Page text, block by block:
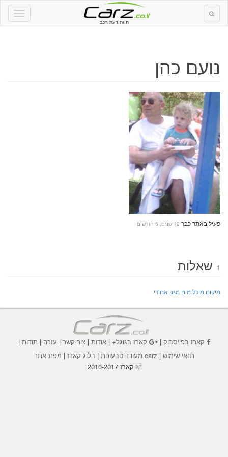
חוות דעת רכב
נועם כהן
פעיל באתר כבר 12 שנים, 6 חודשים
1 שאלות
מיקום מיכל מים מגב אחורי
קארז בפייסבוק| קארז בגוגל+|אודות |צור קשר | עזרה | תודות |
תנאי שימוש | carz מעודד טבעונות | בלוג קארז | מפת אתר
© קארז 2010-2017